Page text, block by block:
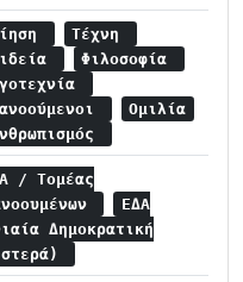
Τέχνη
Φιλοσοφία
Ομιλία
/ Τομέας
ΕΔΑ
Δημοκρατική